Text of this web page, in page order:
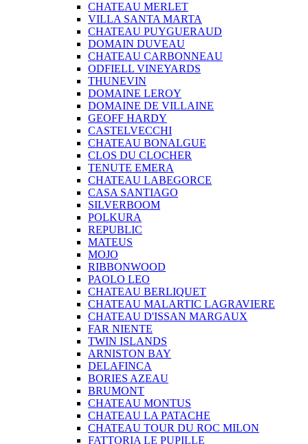
CHATEAU MERLET
VILLA SANTA MARTA
CHATEAU PUYGUERAUD
DOMAIN DUVEAU
CHATEAU CARBONNEAU
ODFIELL VINEYARDS
THUNEVIN
DOMAINE LEROY
DOMAINE DE VILLAINE
GEOFF HARDY
CASTELVECCHI
CHATEAU BONALGUE
CLOS DU CLOCHER
TENUTE EMERA
CHATEAU LABEGORCE
CASA SANTIAGO
SILVERBOOM
POLKURA
REPUBLIC
MATEUS
MOJO
RIBBONWOOD
PAOLO LEO
CHATEAU BERLIQUET
CHATEAU MALARTIC LAGRAVIERE
CHATEAU D'ISSAN MARGAUX
FAR NIENTE
TWIN ISLANDS
ARNISTON BAY
DELAFINCA
BORIES AZEAU
BRUMONT
CHATEAU MONTUS
CHATEAU LA PATACHE
CHATEAU TOUR DU ROC MILON
FATTORIA LE PUPILLE